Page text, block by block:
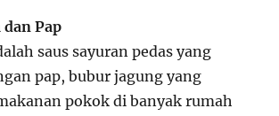
dan Pap
saus sayuran pedas yang
pap, bubur jagung yang
pokok di banyak rumah